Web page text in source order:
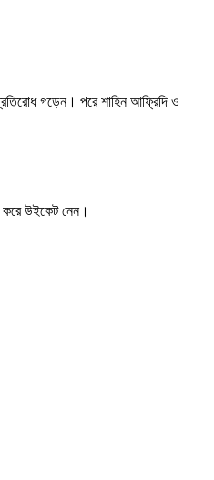
গড়েন। পরে শাহিন আফ্রিদি ও
করে উইকেট নেন।